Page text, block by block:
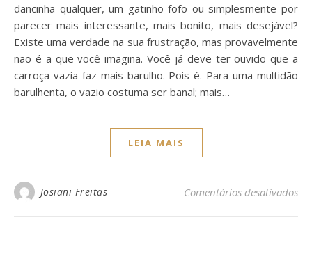
dancinha qualquer, um gatinho fofo ou simplesmente por
parecer mais interessante, mais bonito, mais desejável?
Existe uma verdade na sua frustração, mas provavelmente
não é a que você imagina. Você já deve ter ouvido que a
carroça vazia faz mais barulho. Pois é. Para uma multidão
barulhenta, o vazio costuma ser banal; mais…
LEIA MAIS
Josiani Freitas Comentários desativados